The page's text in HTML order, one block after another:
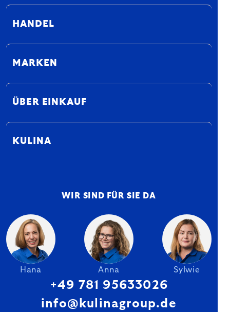
HANDEL
MARKEN
ÜBER EINKAUF
KULINA
WIR SIND FÜR SIE DA
Hana Anna Sylwie
+49 781 95633026
info@kulinagroup.de